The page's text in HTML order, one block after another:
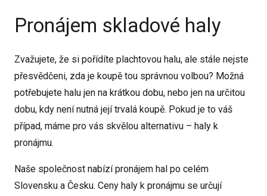
Pronájem skladové haly
Zvažujete, že si pořídíte plachtovou halu, ale stále nejste
přesvědčeni, zda je koupě tou správnou volbou? Možná
potřebujete halu jen na krátkou dobu, nebo jen na určitou
dobu, kdy není nutná její trvalá koupě. Pokud je to váš
případ, máme pro vás skvělou alternativu – haly k
pronájmu.
Naše společnost nabízí pronájem hal po celém
Slovensku a Česku. Ceny haly k pronájmu se určují